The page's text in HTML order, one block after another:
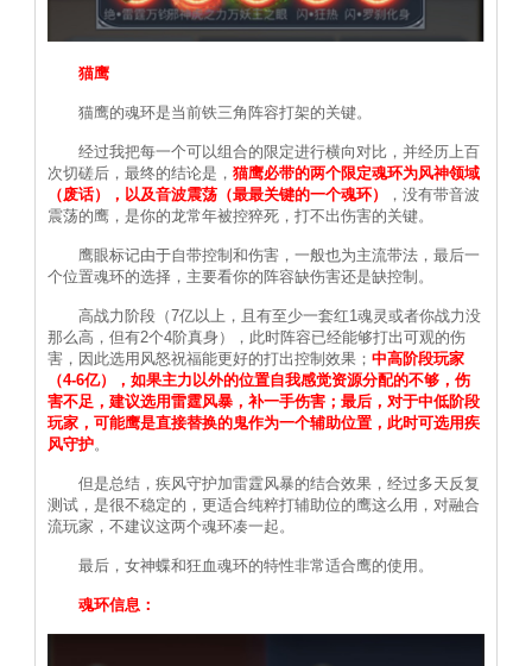
猫鹰
猫鹰的魂环是当前铁三角阵容打架的关键。
经过我把每一个可以组合的限定进行横向对比，并经历上百
次切磋后，最终的结论是，猫鹰必带的两个限定魂环为风神领域
（废话），以及音波震荡（最最关键的一个魂环）
，没有带音波
震荡的鹰，是你的龙常年被控猝死，打不出伤害的关键。
鹰眼标记由于自带控制和伤害，一般也为主流带法，最后一
个位置魂环的选择，主要看你的阵容缺伤害还是缺控制。
高战力阶段（7亿以上，且有至少一套红1魂灵或者你战力没
那么高，但有2个4阶真身），此时阵容已经能够打出可观的伤
害，因此选用风怒祝福能更好的打出控制效果；中高阶段玩家
（4-6亿），如果主力以外的位置自我感觉资源分配的不够，伤
害不足，建议选用雷霆风暴，补一手伤害；最后，对于中低阶段
玩家，可能鹰是直接替换的鬼作为一个辅助位置，此时可选用疾
风守护。
但是总结，疾风守护加雷霆风暴的结合效果，经过多天反复
测试，是很不稳定的，更适合纯粹打辅助位的鹰这么用，对融合
流玩家，不建议这两个魂环凑一起。
最后，女神蝶和狂血魂环的特性非常适合鹰的使用。
魂环信息：